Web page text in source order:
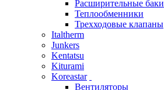
Расширительные баки
Теплообменники
Трехходовые клапаны
Italtherm
Junkers
Kentatsu
Kiturami
Koreastar
Вентиляторы